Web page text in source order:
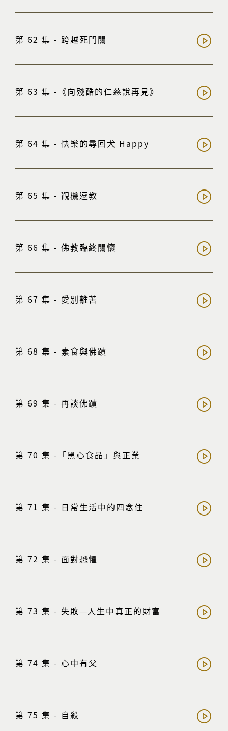
第 62 集 - 跨越死門關
第 63 集 -《向殘酷的仁慈說再見》
第 64 集 - 快樂的尋回犬 Happy
第 65 集 - 觀機逗教
第 66 集 - 佛教臨終關懷
第 67 集 - 愛別離苦
第 68 集 - 素食與佛蹟
第 69 集 - 再談佛蹟
第 70 集 -「黑心食品」與正業
第 71 集 - 日常生活中的四念住
第 72 集 - 面對恐懼
第 73 集 - 失敗—人生中真正的財富
第 74 集 - 心中有父
第 75 集 - 自殺